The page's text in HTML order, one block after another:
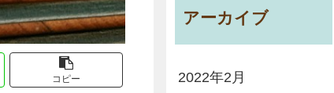
コピー
アーカイブ
2022年2月